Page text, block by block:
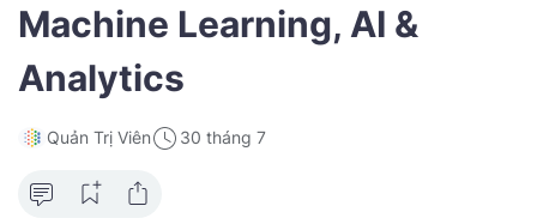
Machine Learning, AI &
Analytics
Quản Trị Viên 30 tháng 7